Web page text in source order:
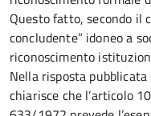
Questo fatto, secondo il
concludente” idoneo a
riconoscimento
Nella risposta
chiarisce che l’articolo